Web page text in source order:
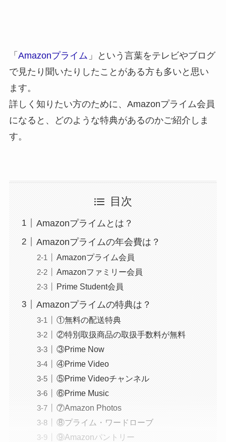
「 Amazonプライム 」という言葉をテレビやブログ
で見たり聞いたりしたことがある方も多いと思い
ます。
詳しく知りたい方のために、Amazonプライム会員
になると、どのような特典があるのかご紹介しま
す。
目次
Amazonプライムとは？
Amazonプライムの年会費は？
Amazonプライム会員
Amazonファミリー会員
Prime Student会員
Amazonプライムの特典は？
①無料の配送特典
②特別取扱商品の取扱手数料が無料
③Prime Now
④Prime Video
⑤Prime Videoチャンネル
⑥Prime Music
⑦Amazon Photos
⑧プライム・ワードローブ
⑨Amazonパントリー